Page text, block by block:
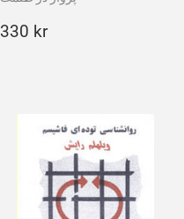
Ordinarie
330 kr330